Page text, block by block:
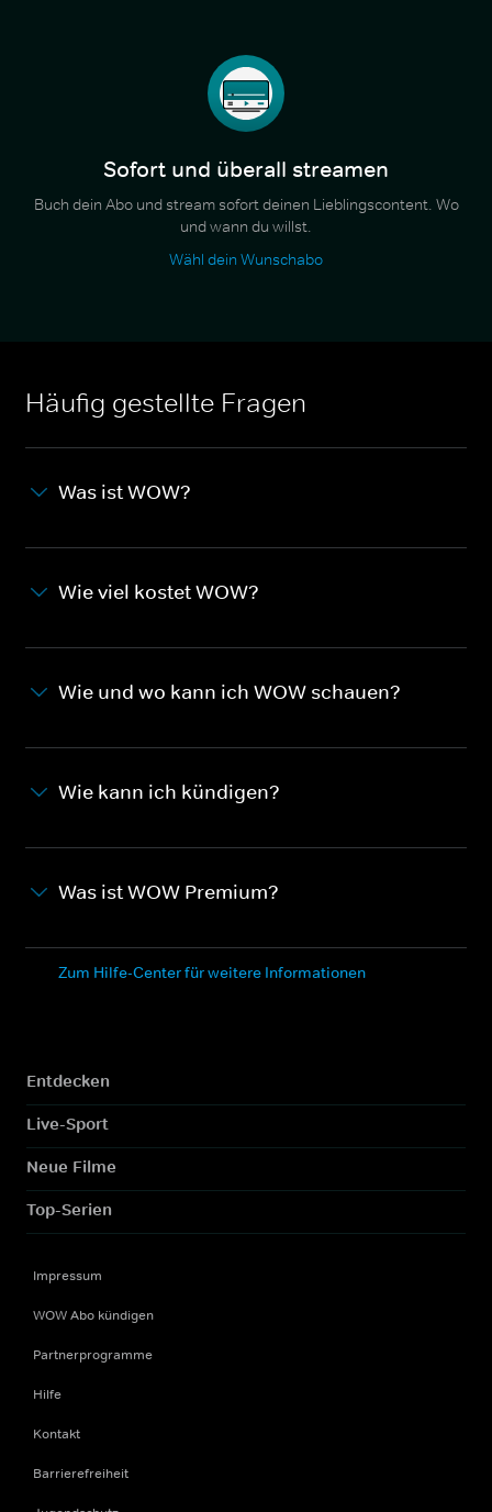
Sofort und überall streamen
Buch dein Abo und stream sofort deinen Lieblingscontent. Wo
und wann du willst.
Wähl dein Wunschabo
Häufig gestellte Fragen
Was ist WOW?
Wie viel kostet WOW?
Wie und wo kann ich WOW schauen?
Wie kann ich kündigen?
Was ist WOW Premium?
Zum Hilfe-Center für weitere Informationen
Entdecken
Live-Sport
Neue Filme
Top-Serien
Impressum
WOW Abo kündigen
Partnerprogramme
Hilfe
Kontakt
Barrierefreiheit